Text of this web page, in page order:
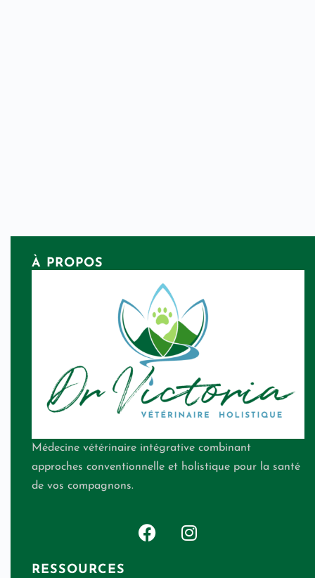
À PROPOS
Médecine vétérinaire intégrative combinant
approches conventionnelle et holistique pour la santé
de vos compagnons.
RESSOURCES